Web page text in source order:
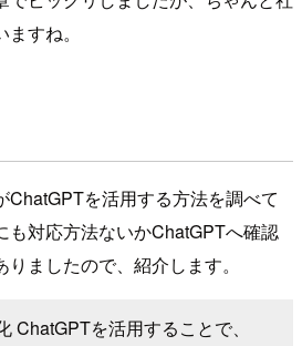
すね。
ChatGPTを活用する方法を調べて
も対応方法ないかChatGPTへ確認
ましたので、紹介します。
ChatGPTを活用することで、